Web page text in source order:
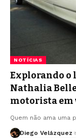
NOTÍCIAS
Explorando o
Nathalia
motorista em
Quem não ama uma
Diego Velázquez